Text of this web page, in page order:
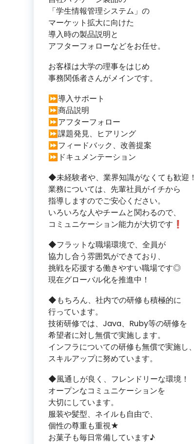
「学生情報管理システム」の
マーケット拡大に向けた
導入時の製品説明と
アフターフォローなどをお任せ。
お客様は大学の理事をはじめ
事務関係者さんがメインです。
⏩導入サポート
⏩商品説明
⏩アフターフォロー
⏩課題発見、ヒアリング
⏩フィードバック、改善提案
⏩ドキュメンテーション
◆未経験者や、業界知識がなくても歓迎！
業務については、先輩社員がイチから
指導しますのでご安心ください。
いろいろな人やチームと関わるので、
コミュニケーション能力が大切です❗
◆フラットな職場環境で、全員が
協力し合う雰囲気ができており、
挑戦を応援する働きやすい職場です◎
現在グローバル化を推進中！
◆もちろん、社内での研修も積極的に
行っています。
技術研修では、Java、Ruby等の研修を
希望者に対し無償で実施します。
インフラについての研修も無償で実施し、
スキルアップに努めています。
◆風通しが良く、フレンドリーな環境！
オープンなコミュニケーションを
大切にしています。
服装や髪型、ネイルも自由で、
個性の尊重も重視★
お菓子も毎日常備しています♪